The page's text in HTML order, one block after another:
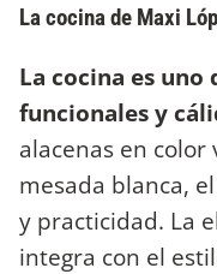
La cocina de Maxi
La cocina es uno
funcionales y
alacenas en color
mesada blanca,
y practicidad. La
integra con el